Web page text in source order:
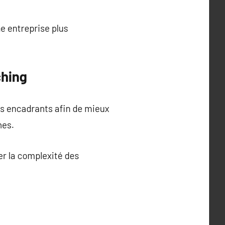
entreprise plus
encadrants afin de mieux
la complexité des